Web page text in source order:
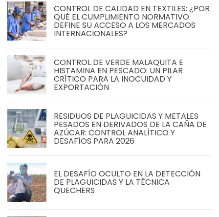
CONTROL DE CALIDAD EN TEXTILES: ¿POR
QUÉ EL CUMPLIMIENTO NORMATIVO
DEFINE SU ACCESO A LOS MERCADOS
INTERNACIONALES?
CONTROL DE VERDE MALAQUITA E
HISTAMINA EN PESCADO: UN PILAR
CRÍTICO PARA LA INOCUIDAD Y
EXPORTACIÓN
RESIDUOS DE PLAGUICIDAS Y METALES
PESADOS EN DERIVADOS DE LA CAÑA DE
AZÚCAR: CONTROL ANALÍTICO Y
DESAFÍOS PARA 2026
EL DESAFÍO OCULTO EN LA DETECCIÓN
DE PLAGUICIDAS Y LA TÉCNICA
QUECHERS